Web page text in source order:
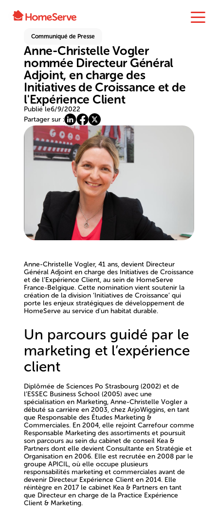
Communiqué de Presse
Anne-Christelle Vogler
nommée Directeur Général
Adjoint, en charge des
Initiatives de Croissance et de
l'Expérience Client
Publié le6/9/2022
Partager sur :
Anne-Christelle Vogler, 41 ans, devient Directeur
Général Adjoint en charge des Initiatives de Croissance
et de l’Expérience Client, au sein de HomeServe
France-Belgique. Cette nomination vient soutenir la
création de la division ‘Initiatives de Croissance’ qui
porte les enjeux stratégiques de développement de
HomeServe au service d'un habitat durable.
Un parcours guidé par le
marketing et l’expérience
client
Diplômée de Sciences Po Strasbourg (2002) et de
l’ESSEC Business School (2005) avec une
spécialisation en Marketing, Anne-Christelle Vogler a
débuté sa carrière en 2003, chez ArjoWiggins, en tant
que Responsable des Études Marketing &
Commerciales. En 2004, elle rejoint Carrefour comme
Responsable Marketing des assortiments et poursuit
son parcours au sein du cabinet de conseil Kea &
Partners dont elle devient Consultante en Stratégie et
Organisation en 2006. Elle est recrutée en 2008 par le
groupe APICIL, où elle occupe plusieurs
responsabilités marketing et commerciales avant de
devenir Directeur Expérience Client en 2014. Elle
réintègre en 2017 le cabinet Kea & Partners en tant
que Directeur en charge de la Practice Expérience
Client & Marketing.